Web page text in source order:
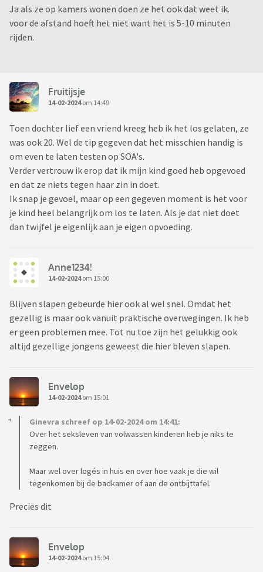
Ja als ze op kamers wonen doen ze het ook dat weet ik.
voor de afstand hoeft het niet want het is 5-10 minuten
rijden.
Fruitijsje
14-02-2024om 14:49
Toen dochter lief een vriend kreeg heb ik het los gelaten, ze
was ook 20. Wel de tip gegeven dat het misschien handig is
om even te laten testen op SOA's.
Verder vertrouw ik erop dat ik mijn kind goed heb opgevoed
en dat ze niets tegen haar zin in doet.
Ik snap je gevoel, maar op een gegeven moment is het voor
je kind heel belangrijk om los te laten. Als je dat niet doet
dan twijfel je eigenlijk aan je eigen opvoeding.
Anne1234!
14-02-2024om 15:00
Blijven slapen gebeurde hier ook al wel snel. Omdat het
gezellig is maar ook vanuit praktische overwegingen. Ik heb
er geen problemen mee. Tot nu toe zijn het gelukkig ook
altijd gezellige jongens geweest die hier bleven slapen.
Envelop
14-02-2024om 15:01
Ginevra schreef op 14-02-2024 om 14:41:
Over het seksleven van volwassen kinderen heb je niks te
zeggen.
Maar wel over logés in huis en over hoe vaak je die wil
tegenkomen bij de badkamer of aan de ontbijttafel.
Precies dit
Envelop
14-02-2024om 15:04